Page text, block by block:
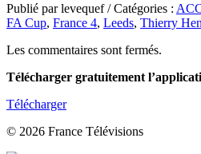
Publié par levequef / Catégories :
FA Cup, France 4, Leeds, Thierry
Les commentaires sont fermés.
Télécharger gratuitement
Télécharger
© 2026 France Télévisions